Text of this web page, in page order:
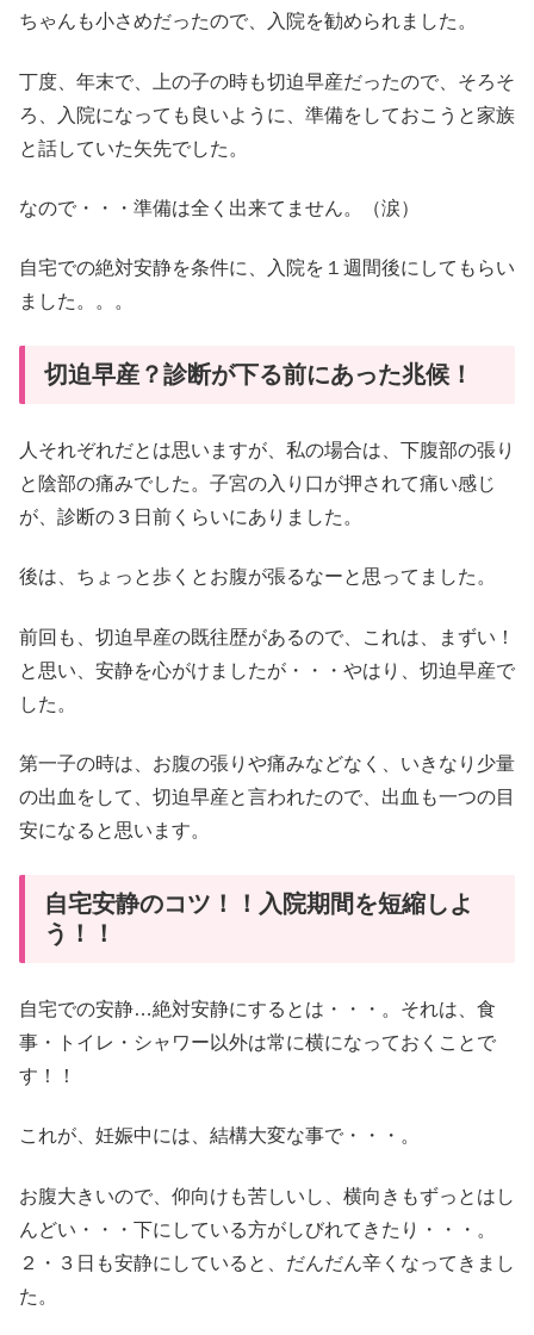
ちゃんも小さめだったので、入院を勧められました。
丁度、年末で、上の子の時も切迫早産だったので、そろそ
ろ、入院になっても良いように、準備をしておこうと家族
と話していた矢先でした。
なので・・・準備は全く出来てません。（涙）
自宅での絶対安静を条件に、入院を１週間後にしてもらい
ました。。。
切迫早産？診断が下る前にあった兆候！
人それぞれだとは思いますが、私の場合は、下腹部の張り
と陰部の痛みでした。子宮の入り口が押されて痛い感じ
が、診断の３日前くらいにありました。
後は、ちょっと歩くとお腹が張るなーと思ってました。
前回も、切迫早産の既往歴があるので、これは、まずい！
と思い、安静を心がけましたが・・・やはり、切迫早産で
した。
第一子の時は、お腹の張りや痛みなどなく、いきなり少量
の出血をして、切迫早産と言われたので、出血も一つの目
安になると思います。
自宅安静のコツ！！入院期間を短縮しよ
う！！
自宅での安静…絶対安静にするとは・・・。それは、食
事・トイレ・シャワー以外は常に横になっておくことで
す！！
これが、妊娠中には、結構大変な事で・・・。
お腹大きいので、仰向けも苦しいし、横向きもずっとはし
んどい・・・下にしている方がしびれてきたり・・・。
２・３日も安静にしていると、だんだん辛くなってきまし
た。